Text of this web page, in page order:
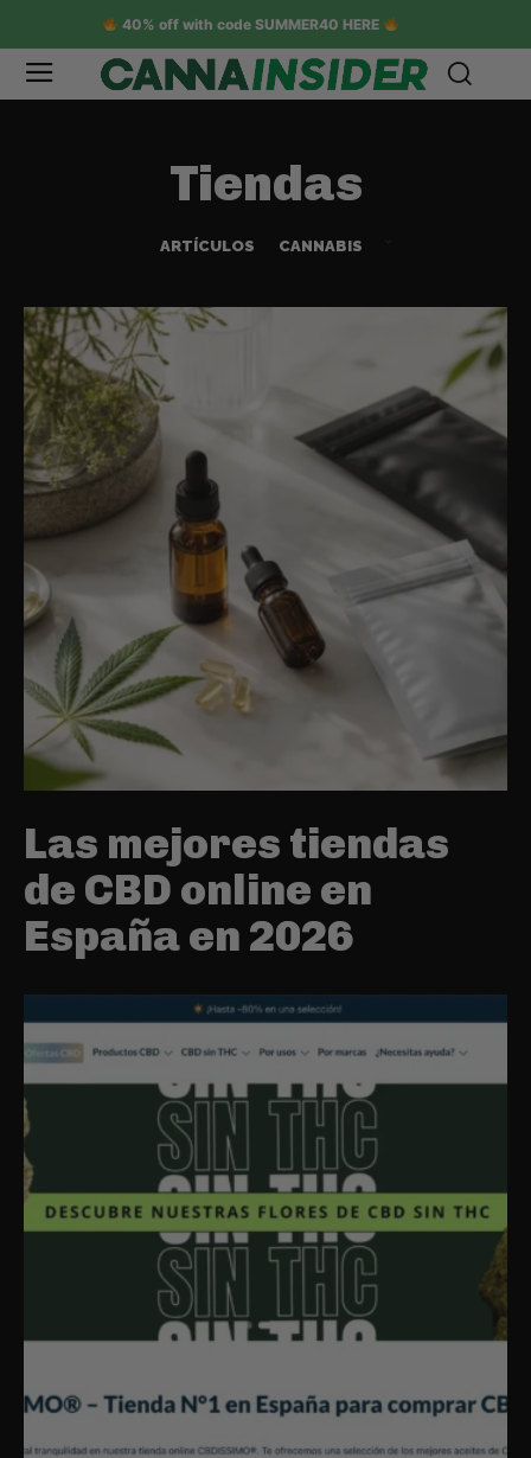
40% off with code SUMMER40 HERE
Tiendas
ARTÍCULOS CANNABIS
Las mejores tiendas
de CBD online en
España en 2026